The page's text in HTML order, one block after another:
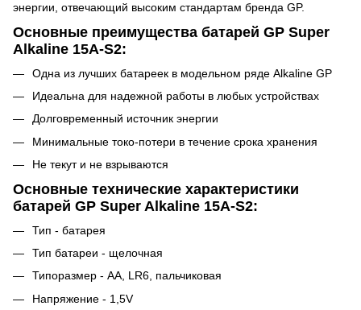
энергии, отвечающий высоким стандартам бренда GP.
Основные преимущества батарей GP Super
Alkaline 15A-S2:
Одна из лучших батареек в модельном ряде Alkaline GP
Идеальна для надежной работы в любых устройствах
Долговременный источник энергии
Минимальные токо-потери в течение срока хранения
Не текут и не взрываются
Основные технические характеристики
батарей GP Super Alkaline 15A-S2:
Тип - батарея
Тип батареи - щелочная
Типоразмер - AA, LR6, пальчиковая
Напряжение - 1,5V